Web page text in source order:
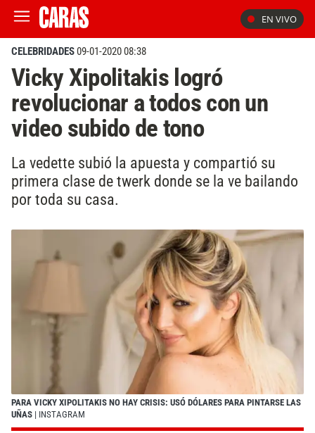
EN VIVO
CELEBRIDADES09-01-2020 08:38
Vicky Xipolitakis logró
revolucionar a todos con un
video subido de tono
La vedette subió la apuesta y compartió su
primera clase de twerk donde se la ve bailando
por toda su casa.
PARA VICKY XIPOLITAKIS NO HAY CRISIS: USÓ DÓLARES PARA PINTARSE LAS
UÑAS | INSTAGRAM